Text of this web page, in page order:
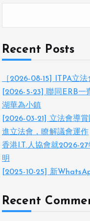
Recent Posts
［2026-08-15] ITPA立
[2026-5-23] 聯同ERB一
湖華為小鎮
[2026-03-21] 立法會導
進立法會，瞭解議會運作
香港I.T.人協會就2026-
明
[2025-10-25] 新
Recent